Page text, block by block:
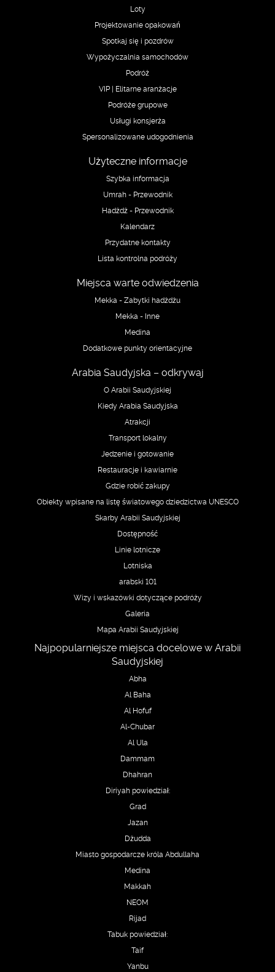
Loty
Projektowanie opakowań
Spotkaj się i pozdrów
Wypożyczalnia samochodów
Podróż
VIP | Elitarne aranżacje
Podróże grupowe
Usługi konsjerża
Spersonalizowane udogodnienia
Użyteczne informacje
Szybka informacja
Umrah - Przewodnik
Hadżdż - Przewodnik
Kalendarz
Przydatne kontakty
Lista kontrolna podróży
Miejsca warte odwiedzenia
Mekka - Zabytki hadżdżu
Mekka - Inne
Medina
Dodatkowe punkty orientacyjne
Arabia Saudyjska – odkrywaj
O Arabii Saudyjskiej
Kiedy Arabia Saudyjska
Atrakcji
Transport lokalny
Jedzenie i gotowanie
Restauracje i kawiarnie
Gdzie robić zakupy
Obiekty wpisane na listę światowego dziedzictwa UNESCO
Skarby Arabii Saudyjskiej
Dostępność
Linie lotnicze
Lotniska
arabski 101
Wizy i wskazówki dotyczące podróży
Galeria
Mapa Arabii Saudyjskiej
Najpopularniejsze miejsca docelowe w Arabii
Saudyjskiej
Abha
Al Baha
Al Hofuf
Al-Chubar
Al Ula
Dammam
Dhahran
Diriyah powiedział:
Grad
Jazan
Dżudda
Miasto gospodarcze króla Abdullaha
Medina
Makkah
NEOM
Rijad
Tabuk powiedział:
Taif
Yanbu